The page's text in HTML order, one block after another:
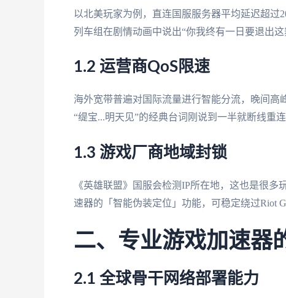
以北美玩家为例，直连国服服务器平均延迟超过
列车组在剧情动画中说出“你我终有一日要退出
1.2 运营商QoS限速
海外宽带普遍对国际流量进行智能分流，晚间高
“缇宝...明天见”的经典台词刚说到一半就断线重连
1.3 游戏厂商地域封锁
《英雄联盟》国服会检测IP所在地，这也是很多
速器的「智能伪装定位」功能，可稳定绕过Riot
二、专业游戏加速器
2.1 全球骨干网络部署能力